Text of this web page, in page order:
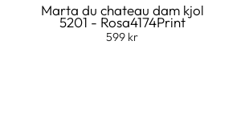
Marta du chateau dam kjol
5201 - Rosa4174Print
599 kr